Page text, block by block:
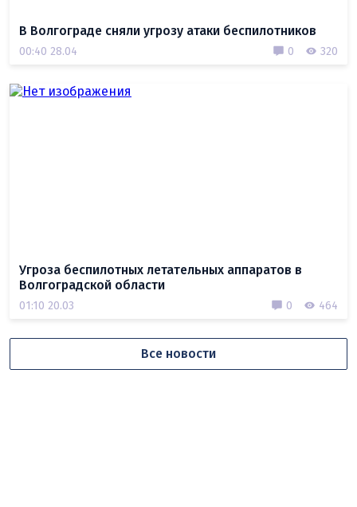
В Волгограде сняли угрозу атаки беспилотников
00:40 28.04 0 320
Угроза беспилотных летательных аппаратов в
Волгоградской области
01:10 20.03 0 464
Все новости